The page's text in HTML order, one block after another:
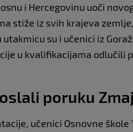
i Hercegovinu uoči
stiže iz svih krajeva
su i učenici iz
u kvalifikacijama odlučili
poruku
učenici Osnovne škole